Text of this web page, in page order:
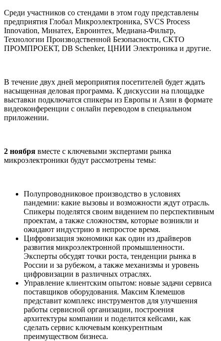
Среди участников со стендами в этом году представлены
предприятия Глобал Микроэлектроника, SVCS Process
Innovation, Минатех, Евроинтех, Медиана-Фильтр,
Технологии Производственной Безопасности, СКТО
ПРОМПРОЕКТ, DB Schenker, ЦНИИ Электроника и другие.
В течение двух дней мероприятия посетителей будет ждать
насыщенная деловая программа. К дискуссии на площадке
выставки подключатся спикеры из Европы и Азии в формате
видеоконференции с онлайн переводом в специальном
приложении.
2 ноября вместе с ключевыми экспертами рынка
микроэлектроники будут рассмотрены темы:
Полупроводниковое производство в условиях
пандемии: какие вызовы и возможности ждут отрасль.
Спикеры поделятся своим видением по перспективным
проектам, а также сложностям, которые возникли и
ожидают индустрию в непростое время.
Цифровизация экономики как один из драйверов
развития микроэлектронной промышленности.
Эксперты обсудят точки роста, тенденции рынка в
России и за рубежом, а также механизмы и уровень
цифровизации в различных отраслях.
Управление клиентским опытом: новые задачи сервиса
поставщиков оборудования. Максим Клемешов
представит комплекс инструментов для улучшения
работы сервисной организации, построения
архитектуры компании и поделится кейсами, как
сделать сервис ключевым конкурентным
преимуществом бизнеса.